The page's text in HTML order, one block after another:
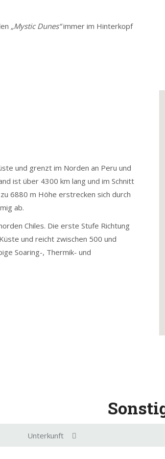
„Mystic Dunes“immer im Hinterkopf
und grenzt im Norden an Peru und
ist über 4300 km lang und im Schnitt
6880 m Höhe erstrecken sich durch
ab.
Chiles. Die erste Stufe Richtung
und reicht zwischen 500 und
Soaring-, Thermik- und
Unterkunft